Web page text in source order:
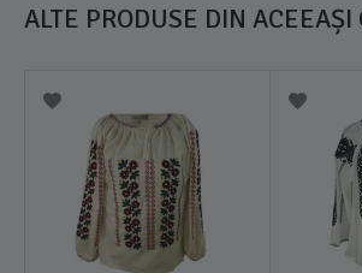
ALTE PRODUSE DIN ACEEAȘI